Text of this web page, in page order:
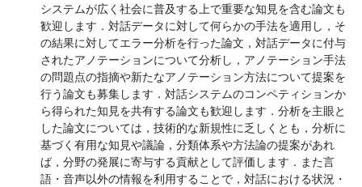
システムが広く社会に普及する上で重要な知見を含む論文も
歓迎します．対話データに対して何らかの手法を適用し，そ
の結果に対してエラー分析を行った論文，対話データに付与
されたアノテーションについて分析し，アノテーション手法
の問題点の指摘や新たなアノテーション方法について提案を
行う論文も募集します．対話システムのコンペティションか
ら得られた知見を共有する論文も歓迎します．分析を主眼と
した論文については，技術的な新規性に乏しくとも，分析に
基づく有用な知見や議論，分類体系や方法論の提案があれ
ば，分野の発展に寄与する貢献として評価します．また言
語・音声以外の情報を利用することで，対話における状況・